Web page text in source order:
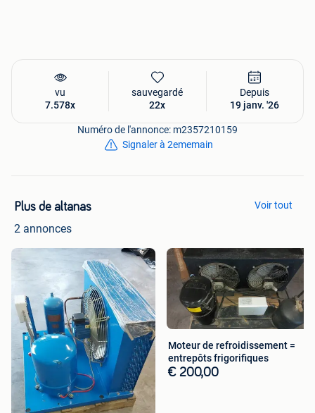
vu
7.578x
sauvegardé
22x
Depuis
19 janv. '26
Numéro de l'annonce: m2357210159
Signaler à 2ememain
Plus de altanas
2 annonces
Voir tout
Moteur de refroidissement =
entrepôts frigorifiques
€ 200,00